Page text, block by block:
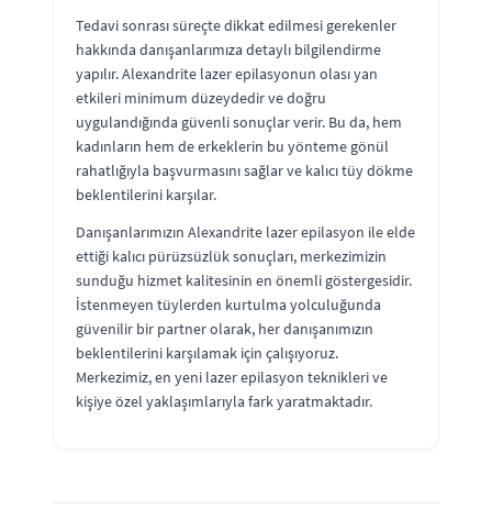
Tedavi sonrası süreçte dikkat edilmesi gerekenler
hakkında danışanlarımıza detaylı bilgilendirme
yapılır. Alexandrite lazer epilasyonun olası yan
etkileri minimum düzeydedir ve doğru
uygulandığında güvenli sonuçlar verir. Bu da, hem
kadınların hem de erkeklerin bu yönteme gönül
rahatlığıyla başvurmasını sağlar ve kalıcı tüy dökme
beklentilerini karşılar.
Danışanlarımızın Alexandrite lazer epilasyon ile elde
ettiği kalıcı pürüzsüzlük sonuçları, merkezimizin
sunduğu hizmet kalitesinin en önemli göstergesidir.
İstenmeyen tüylerden kurtulma yolculuğunda
güvenilir bir partner olarak, her danışanımızın
beklentilerini karşılamak için çalışıyoruz.
Merkezimiz, en yeni lazer epilasyon teknikleri ve
kişiye özel yaklaşımlarıyla fark yaratmaktadır.